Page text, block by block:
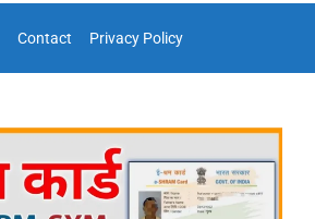
Contact Privacy Policy